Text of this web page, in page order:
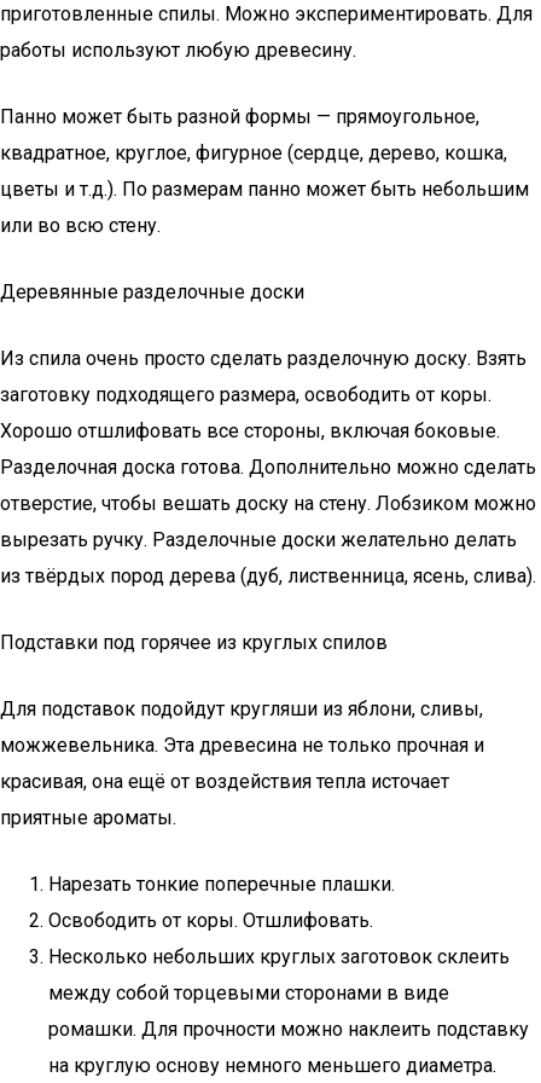
приготовленные спилы. Можно экспериментировать. Для
работы используют любую древесину.
Панно может быть разной формы — прямоугольное,
квадратное, круглое, фигурное (сердце, дерево, кошка,
цветы и т.д.). По размерам панно может быть небольшим
или во всю стену.
Деревянные разделочные доски
Из спила очень просто сделать разделочную доску. Взять
заготовку подходящего размера, освободить от коры.
Хорошо отшлифовать все стороны, включая боковые.
Разделочная доска готова. Дополнительно можно сделать
отверстие, чтобы вешать доску на стену. Лобзиком можно
вырезать ручку. Разделочные доски желательно делать
из твёрдых пород дерева (дуб, лиственница, ясень, слива).
Подставки под горячее из круглых спилов
Для подставок подойдут кругляши из яблони, сливы,
можжевельника. Эта древесина не только прочная и
красивая, она ещё от воздействия тепла источает
приятные ароматы.
Нарезать тонкие поперечные плашки.
Освободить от коры. Отшлифовать.
Несколько небольших круглых заготовок склеить
между собой торцевыми сторонами в виде
ромашки. Для прочности можно наклеить подставку
на круглую основу немного меньшего диаметра.